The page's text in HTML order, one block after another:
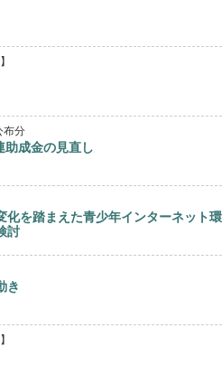
布分
助成金の見直し
化を踏まえた青少年インターネット環
討
き